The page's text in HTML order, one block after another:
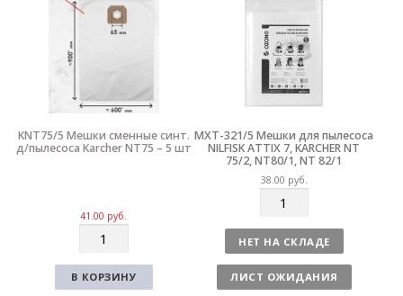
KNT75/5 Мешки сменные синт.
д/пылесоса Karcher NT75 – 5 шт
41.00 руб.
л
и
В КОРЗИНУ
MXT-321/5 Мешки для пылесоса
NILFISK ATTIX 7, KARCHER NT
75/2, NT80/1, NT 82/1
38.00 руб.
л
и
ч
е
НЕТ НА СКЛАДЕ
ЛИСТ ОЖИДАНИЯ